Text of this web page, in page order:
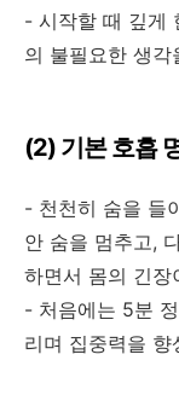
- 시작할 때 깊게
의 불필요한 생각
(2) 기본 호흡
- 천천히 숨을 들
안 숨을 멈추고,
하면서 몸의 긴
- 처음에는 5분
리며 집중력을